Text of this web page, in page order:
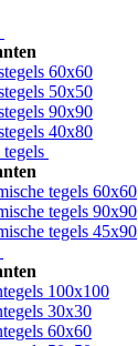
60x60
50x50
90x90
40x80
tegels 60x60
tegels 90x90
tegels 45x90
100x100
30x30
60x60